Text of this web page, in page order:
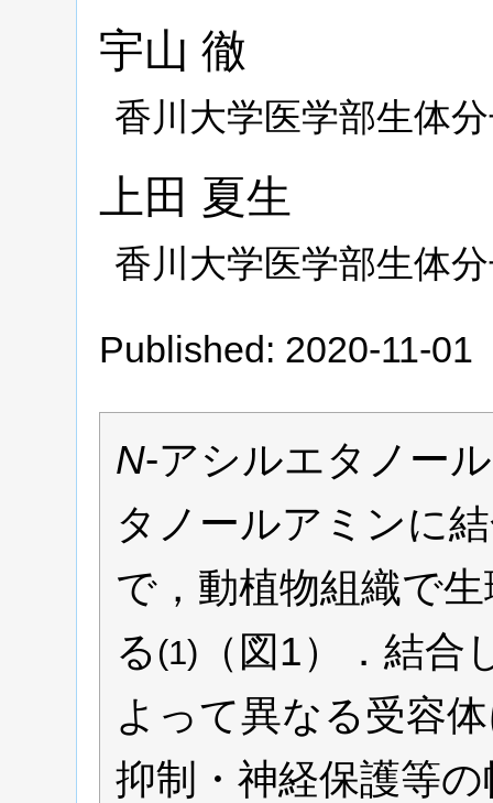
宇山 徹
香川大学医学部生体
上田 夏生
香川大学医学部生体
Published: 2020-11-01
N-アシルエタノー
タノールアミンに
で，動植物組織で
る (1)
（図1）．結
よって異なる受容
抑制・神経保護等